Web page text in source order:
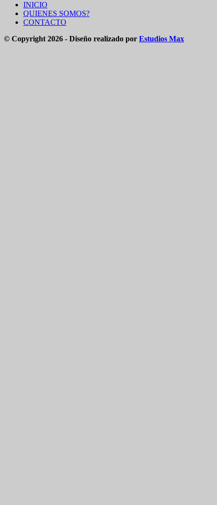
INICIO
QUIENES SOMOS?
CONTACTO
© Copyright 2026 - Diseño realizado por Estudios Max